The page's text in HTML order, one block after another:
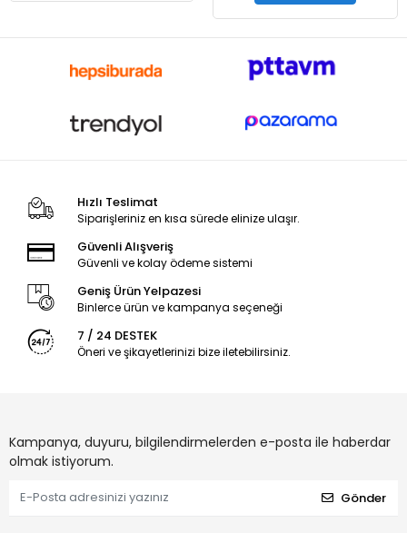
Hızlı Teslimat
Siparişleriniz en kısa sürede elinize ulaşır.
Güvenli Alışveriş
Güvenli ve kolay ödeme sistemi
Geniş Ürün Yelpazesi
Binlerce ürün ve kampanya seçeneği
7 / 24 DESTEK
Öneri ve şikayetlerinizi bize iletebilirsiniz.
Kampanya, duyuru, bilgilendirmelerden e-posta ile haberdar
olmak istiyorum.
Gönder